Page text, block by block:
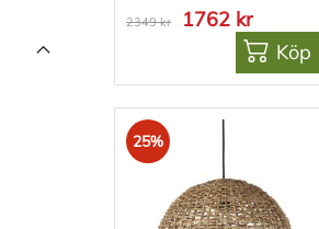
2349 kr
1762 kr
Köp
25%